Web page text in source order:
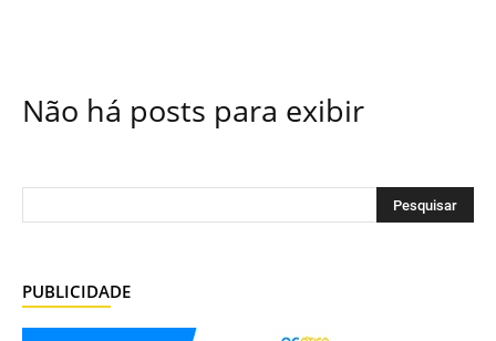
Não há posts para exibir
PUBLICIDADE